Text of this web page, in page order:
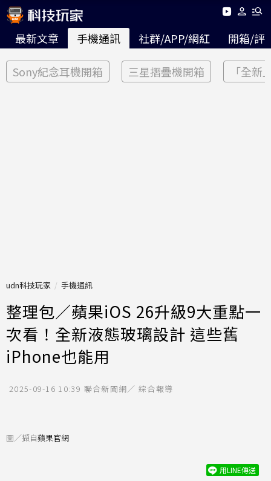
最新文章 手機通訊 社群/APP/網紅 開箱/評
Sony紀念耳機開箱 三星摺疊機開箱 「全新
udn科技玩家 手機通訊
整理包／蘋果iOS 26升級9大重點一
次看！全新液態玻璃設計 這些舊
iPhone也能用
2025-09-16 10:39 聯合新聞網／ 綜合報導
圖／擷自蘋果官網
用LINE傳送